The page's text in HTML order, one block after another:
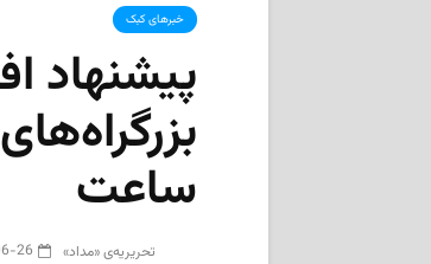
خبرهای کبک
پیشنهاد
ساعت
تحریریه‌ی «مداد» 26